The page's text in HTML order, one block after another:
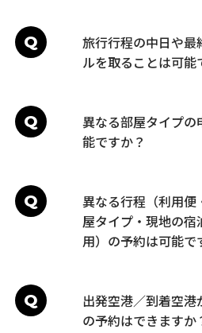
Q
旅行行程の中日や最
ルを取ることは可能
Q
異なる部屋タイプの
能ですか？
Q
異なる行程（利用便
屋タイプ・現地の宿
用）の予約は可能で
Q
出発空港／到着空港
の予約はできますか